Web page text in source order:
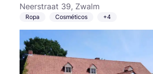
Neerstraat 39, Zwalm
Ropa Cosméticos +4